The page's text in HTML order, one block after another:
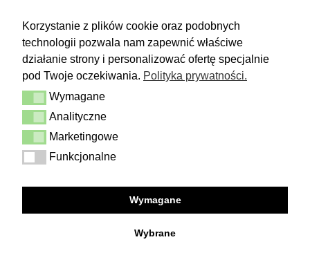
Korzystanie z plików cookie oraz podobnych
technologii pozwala nam zapewnić właściwe
działanie strony i personalizować ofertę specjalnie
pod Twoje oczekiwania. Polityka prywatności.
Wymagane
Wymagane
Analityczne
Analityczne
Marketingowe
Marketingowe
Funkcjonalne
Funkcjonalne
Wymagane
Wybrane
You have 14 days to make a decision
and calmly consider the purchase.
More
Delivery & Returns
Contact
Terms and conditions
Privacy Policy